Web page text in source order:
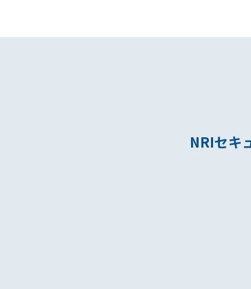
NRIセキ